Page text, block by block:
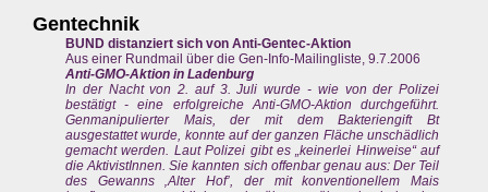
Gentechnik
BUND distanziert sich von Anti-Gentec-Aktion
Aus einer Rundmail über die Gen-Info-Mailingliste, 9.7.2006
Anti-GMO-Aktion in Ladenburg
In der Nacht von 2. auf 3. Juli wurde - wie von der Polizei
bestätigt - eine erfolgreiche Anti-GMO-Aktion durchgeführt.
Genmanipulierter Mais, der mit dem Bakteriengift Bt
ausgestattet wurde, konnte auf der ganzen Fläche unschädlich
gemacht werden. Laut Polizei gibt es „keinerlei Hinweise“ auf
die AktivistInnen. Sie kannten sich offenbar genau aus: Der Teil
des Gewanns ‚Alter Hof’, der mit konventionellem Mais